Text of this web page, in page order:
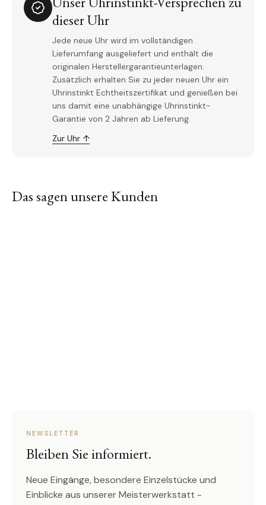
dieser Uhr
Jede neue Uhr wird im vollständigen
Lieferumfang ausgeliefert und enthält die
originalen Herstellergarantieunterlagen.
Zusätzlich erhalten Sie zu jeder neuen Uhr ein
Uhrinstinkt Echtheitszertifikat und genießen bei
uns damit eine unabhängige Uhrinstinkt-
Garantie von 2 Jahren ab Lieferung.
Zur Uhr ↑
Das sagen unsere Kunden
NEWSLETTER
Bleiben Sie informiert.
Neue Eingänge, besondere Einzelstücke und
Einblicke aus unserer Meisterwerkstatt -